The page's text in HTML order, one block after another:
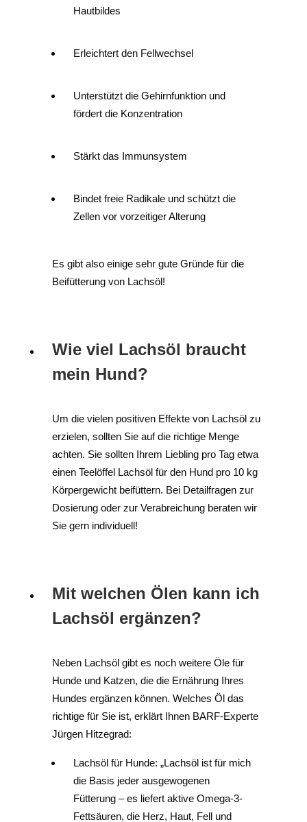
Hautbildes
Erleichtert den Fellwechsel
Unterstützt die Gehirnfunktion und
fördert die Konzentration
Stärkt das Immunsystem
Bindet freie Radikale und schützt die
Zellen vor vorzeitiger Alterung
Es gibt also einige sehr gute Gründe für die
Beifütterung von Lachsöl!
Wie viel Lachsöl braucht
mein Hund?
Um die vielen positiven Effekte von Lachsöl zu
erzielen, sollten Sie auf die richtige Menge
achten. Sie sollten Ihrem Liebling pro Tag etwa
einen Teelöffel Lachsöl für den Hund pro 10 kg
Körpergewicht beifüttern. Bei Detailfragen zur
Dosierung oder zur Verabreichung beraten wir
Sie gern individuell!
Mit welchen Ölen kann ich
Lachsöl ergänzen?
Neben Lachsöl gibt es noch weitere Öle für
Hunde und Katzen, die die Ernährung Ihres
Hundes ergänzen können. Welches Öl das
richtige für Sie ist, erklärt Ihnen BARF-Experte
Jürgen Hitzegrad:
Lachsöl für Hunde: „Lachsöl ist für mich
die Basis jeder ausgewogenen
Fütterung – es liefert aktive Omega-3-
Fettsäuren, die Herz, Haut, Fell und